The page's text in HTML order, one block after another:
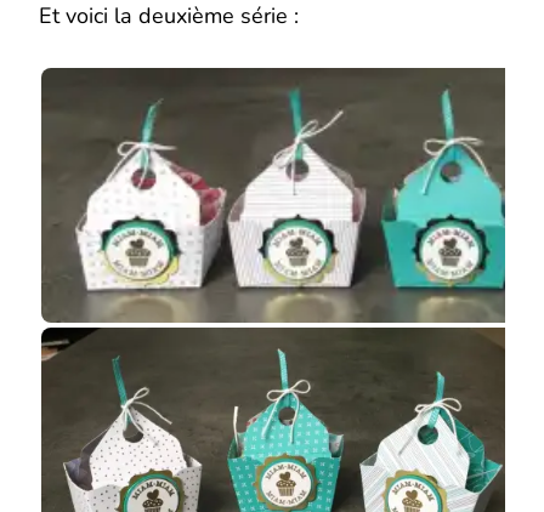
Et voici la deuxième série :